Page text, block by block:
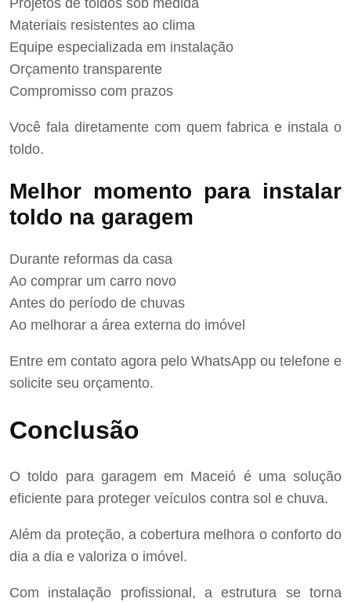
Materiais resistentes ao clima
Equipe especializada em instalação
Orçamento transparente
Compromisso com prazos
Você fala diretamente com quem fabrica e instala o
toldo.
Melhor momento para instalar
toldo na garagem
Durante reformas da casa
Ao comprar um carro novo
Antes do período de chuvas
Ao melhorar a área externa do imóvel
Entre em contato agora pelo WhatsApp ou telefone e
solicite seu orçamento.
Conclusão
O toldo para garagem em Maceió é uma solução
eficiente para proteger veículos contra sol e chuva.
Além da proteção, a cobertura melhora o conforto do
dia a dia e valoriza o imóvel.
Com instalação profissional, a estrutura se torna